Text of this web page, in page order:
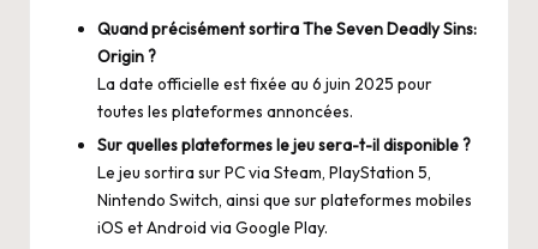
Quand précisément sortira The Seven Deadly Sins:
Origin ?
La date officielle est fixée au 6 juin 2025 pour
toutes les plateformes annoncées.
Sur quelles plateformes le jeu sera-t-il disponible ?
Le jeu sortira sur PC via Steam, PlayStation 5,
Nintendo Switch, ainsi que sur plateformes mobiles
iOS et Android via Google Play.